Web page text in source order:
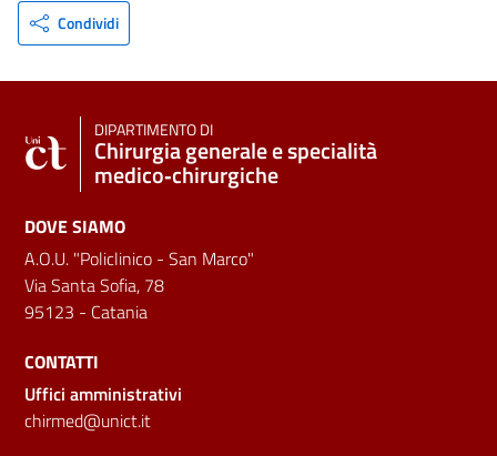
Condividi
DIPARTIMENTO DI
Chirurgia generale e specialità
medico‑chirurgiche
DOVE SIAMO
A.O.U. "Policlinico - San Marco"
Via Santa Sofia, 78
95123 - Catania
CONTATTI
Uffici amministrativi
chirmed@unict.it